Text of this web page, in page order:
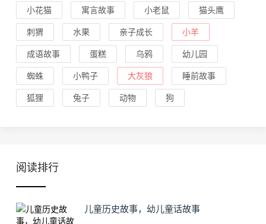
小花猫 寓言故事 小老鼠 猫头鹰
刺猬 水果 亲子成长 小羊
成语故事 蛋糕 乌鸦 幼儿园
蜘蛛 小鸭子 大灰狼 睡前故事
狐狸 兔子 动物 狗
阅读排行
儿童历史故事，幼儿童话故事